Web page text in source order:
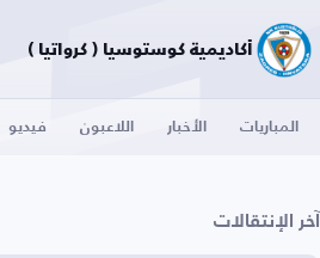
أكاديمية كوستوسيا ( كرواتيا )
المباريات الأخبار اللاعبون فيديو
آخر الإنتقالات